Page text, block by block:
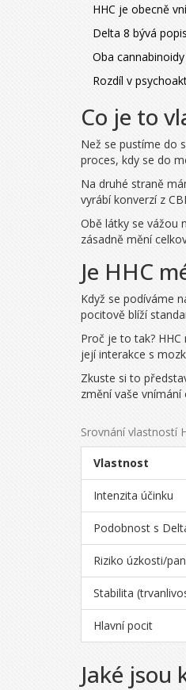
HHC je obecně
Delta 8 bývá
Oba
Rozdíl v
Co je to
Než se pustíme do
proces, kdy se do
Na druhé straně
vyrábí konverzí z
Obě látky se vážou
zásadně mění
Je HHC
Když se podíváme
pocitově blíží
Proč je to tak?
její interakce s
Zkuste si to
změní vaše vnímání
Srovnání vlastností
Vlastnost
Intenzita účinku
Podobnost s
Riziko úzkosti/
Stabilita
Hlavní pocit
Jaké